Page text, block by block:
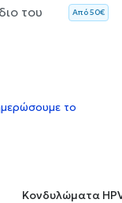
του
Aπό 50€
το
Κονδυλώματα